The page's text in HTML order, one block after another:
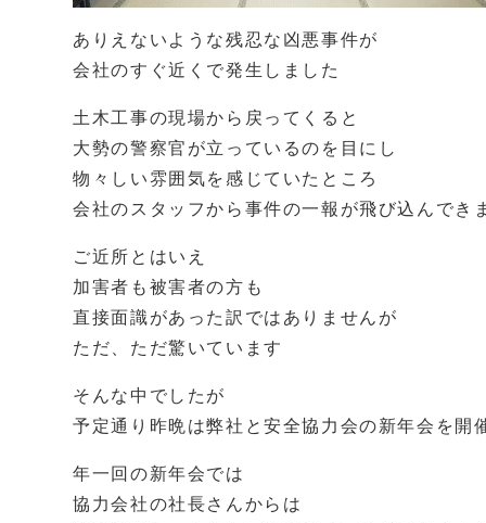
ありえないような残忍な凶悪事件が
会社のすぐ近くで発生しました
土木工事の現場から戻ってくると
大勢の警察官が立っているのを目にし
物々しい雰囲気を感じていたところ
会社のスタッフから事件の一報が飛び込んでき
ご近所とはいえ
加害者も被害者の方も
直接面識があった訳ではありませんが
ただ、ただ驚いています
そんな中でしたが
予定通り昨晩は弊社と安全協力会の新年会を開
年一回の新年会では
協力会社の社長さんからは